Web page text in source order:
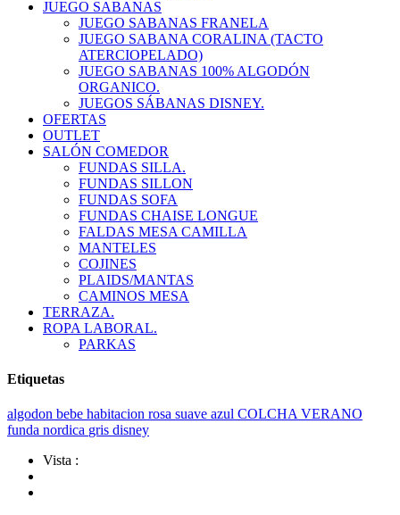
JUEGO SABANAS
JUEGO SABANAS FRANELA
JUEGO SABANA CORALINA (TACTO
ATERCIOPELADO)
JUEGO SABANAS 100% ALGODÓN
ORGANICO.
JUEGOS SÁBANAS DISNEY.
OFERTAS
OUTLET
SALÓN COMEDOR
FUNDAS SILLA.
FUNDAS SILLON
FUNDAS SOFA
FUNDAS CHAISE LONGUE
FALDAS MESA CAMILLA
MANTELES
COJINES
PLAIDS/MANTAS
CAMINOS MESA
TERRAZA.
ROPA LABORAL.
PARKAS
Etiquetas
algodon bebe habitacion rosa suave azul COLCHA VERANO
funda nordica gris disney
Vista :